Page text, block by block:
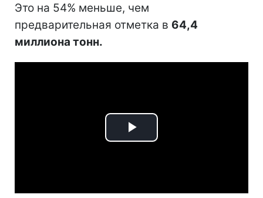
Это на 54% меньше, чем
предварительная отметка в 64,4
миллиона тонн.
Play